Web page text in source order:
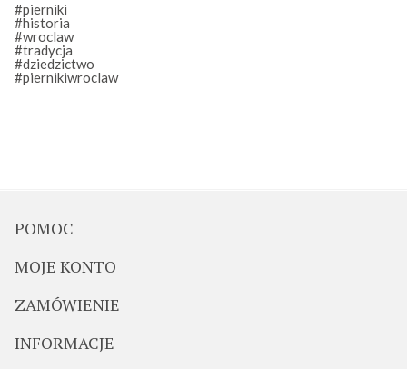
#pierniki
#historia
#wroclaw
#tradycja
#dziedzictwo
#piernikiwroclaw
POMOC
MOJE KONTO
ZAMÓWIENIE
INFORMACJE